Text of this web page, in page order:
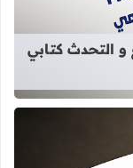
و التحدث كتابي